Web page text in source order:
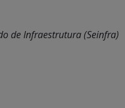
de Infraestrutura (Seinfra)